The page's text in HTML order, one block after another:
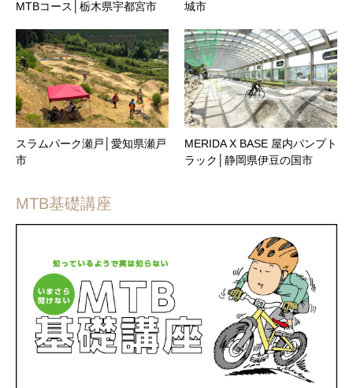
MTBコース│栃木県宇都宮市
城市
スラムパーク瀬戸│愛知県瀬戸
市
MERIDA X BASE 屋内パンプト
ラック│静岡県伊豆の国市
MTB基礎講座